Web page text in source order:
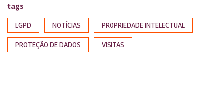
tags
LGPD NOTÍCIAS PROPRIEDADE INTELECTUAL
PROTEÇÃO DE DADOS VISITAS